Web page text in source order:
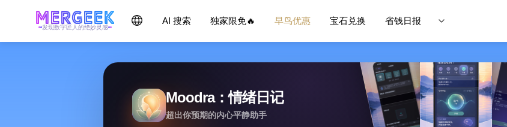
发现数字匠人的绝妙灵感
AI 搜索 独家限免🔥 早鸟优惠 宝石兑换 省钱日报
Moodra：情绪日记
超出你预期的内心平静助手